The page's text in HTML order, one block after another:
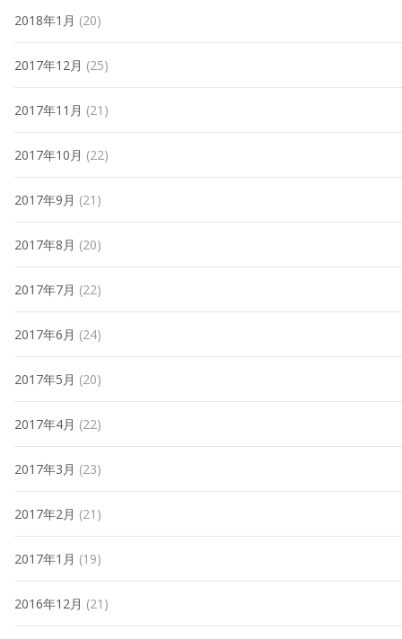
2018年1月 (20)
2017年12月 (25)
2017年11月 (21)
2017年10月 (22)
2017年9月 (21)
2017年8月 (20)
2017年7月 (22)
2017年6月 (24)
2017年5月 (20)
2017年4月 (22)
2017年3月 (23)
2017年2月 (21)
2017年1月 (19)
2016年12月 (21)